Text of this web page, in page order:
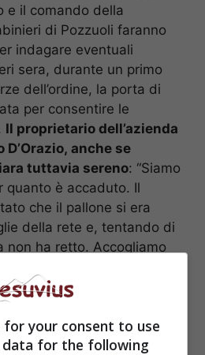
e il comando della
di Pozzuoli faranno
indagare eventuali
sera, durante un primo
dell’ordine, la porta di
per consentire le
Il proprietario dell’azienda
anche se
tuttavia sereno: “Siamo
quanto è accaduto. Il
che il pallone si era
della rete e, tentando di
non ha retto. Accogliamo
tragedia ci colpisce
esprimere quanto
che siamo molto
for your consent to use
data for the following